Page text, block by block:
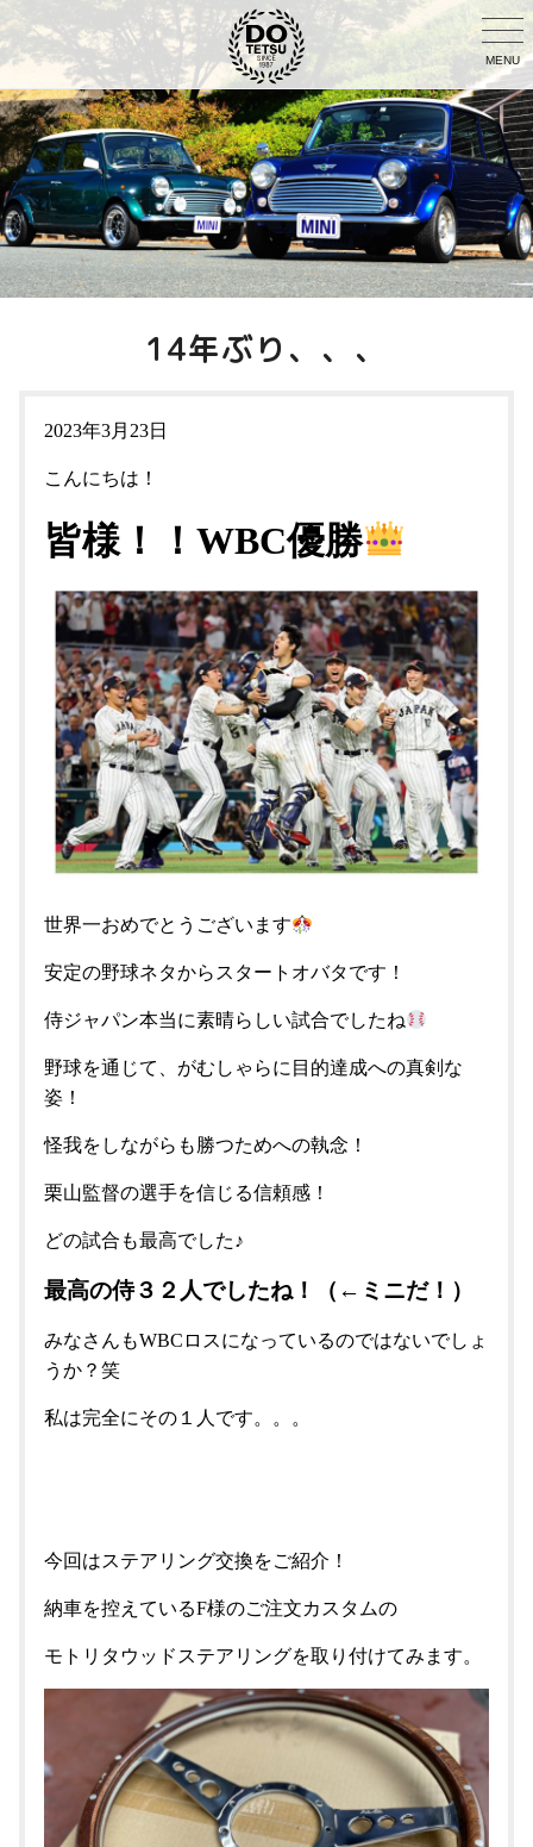
MENU
14年ぶり、、、
2023年3月23日
こんにちは！
皆様！！WBC優勝
世界一おめでとうございます
安定の野球ネタからスタートオバタです！
侍ジャパン本当に素晴らしい試合でしたね
野球を通じて、がむしゃらに目的達成への真剣な
姿！
怪我をしながらも勝つためへの執念！
栗山監督の選手を信じる信頼感！
どの試合も最高でした♪
最高の侍３２人でしたね！（←ミニだ！）
みなさんもWBCロスになっているのではないでしょ
うか？笑
私は完全にその１人です。。。
今回はステアリング交換をご紹介！
納車を控えているF様のご注文カスタムの
モトリタウッドステアリングを取り付けてみます。